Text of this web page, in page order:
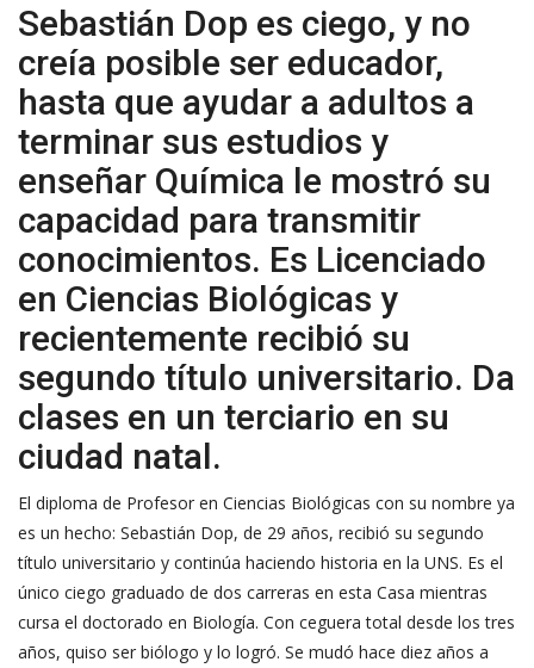
Sebastián Dop es ciego, y no
creía posible ser educador,
hasta que ayudar a adultos a
terminar sus estudios y
enseñar Química le mostró su
capacidad para transmitir
conocimientos. Es Licenciado
en Ciencias Biológicas y
recientemente recibió su
segundo título universitario. Da
clases en un terciario en su
ciudad natal.
El diploma de Profesor en Ciencias Biológicas con su nombre ya
es un hecho: Sebastián Dop, de 29 años, recibió su segundo
título universitario y continúa haciendo historia en la UNS. Es el
único ciego graduado de dos carreras en esta Casa mientras
cursa el doctorado en Biología. Con ceguera total desde los tres
años, quiso ser biólogo y lo logró. Se mudó hace diez años a